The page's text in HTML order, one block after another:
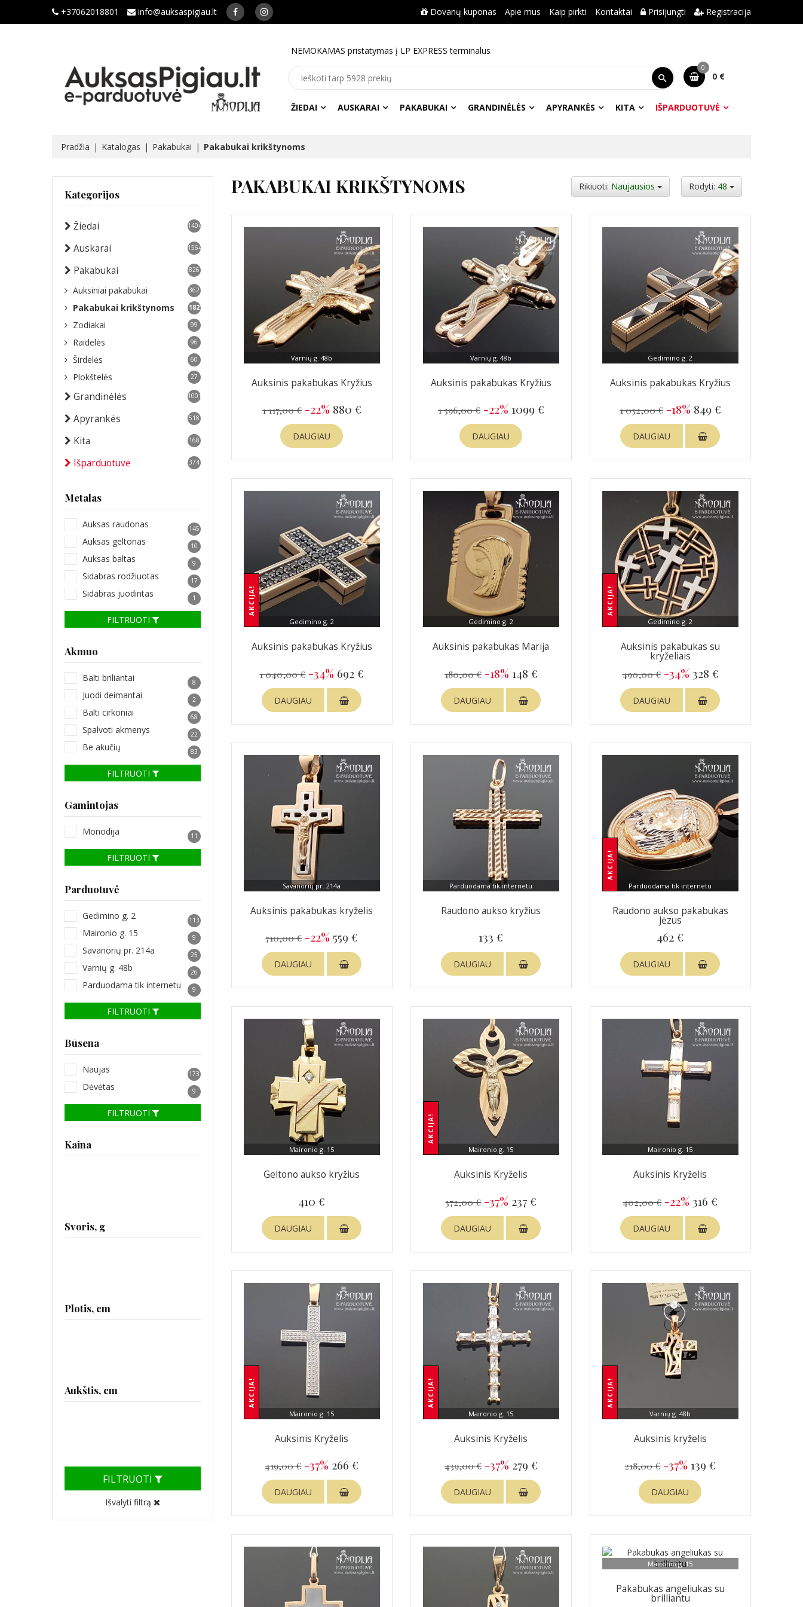
+37062018801 info@auksaspigiau.lt Dovanų kuponas Apie mus Kaip pirkti Kontaktai Prisijungti Registracija
NEMOKAMAS pristatymas į LP EXPRESS terminalus
0
0 €
ŽIEDAI AUSKARAI PAKABUKAI GRANDINĖLĖS APYRANKĖS KITA IŠPARDUOTUVĖ
Pradžia Katalogas Pakabukai Pakabukai krikštynoms
Kategorijos
Žiedai 1404
Auskarai 1564
Pakabukai 826
Auksiniai pakabukai 362
Pakabukai krikštynoms 182
Zodiakai 99
Raidelės 96
Širdelės 60
Plokštelės 27
Grandinėlės 1001
Apyrankės 518
Kita 168
Išparduotuvė 374
Metalas
Auksas raudonas 145
Auksas geltonas 10
Auksas baltas 9
Sidabras rodžiuotas 17
Sidabras juodintas 1
FILTRUOTI
Akmuo
Balti briliantai 8
Juodi deimantai 2
Balti cirkoniai 68
Spalvoti akmenys 22
Be akučių 83
FILTRUOTI
Gamintojas
Monodija 11
FILTRUOTI
Parduotuvė
Gedimino g. 2 113
Maironio g. 15 9
Savanorių pr. 214a 25
Varnių g. 48b 26
Parduodama tik internetu 9
FILTRUOTI
Būsena
Naujas 173
Dėvėtas 9
FILTRUOTI
Kaina
Svoris, g
Plotis, cm
Aukštis, cm
FILTRUOTI
Išvalyti filtrą
PAKABUKAI KRIKŠTYNOMS Rikiuoti: Naujausios Rodyti: 48
Varnių g. 48b
Auksinis pakabukas Kryžius
1 117,00 € -22% 880 €
DAUGIAU
Varnių g. 48b
Auksinis pakabukas Kryžius
1 396,00 € -22% 1099 €
DAUGIAU
Gedimino g. 2
Auksinis pakabukas Kryžius
1 032,00 € -18% 849 €
DAUGIAU
Gedimino g. 2
AKCIJA!
Auksinis pakabukas Kryžius
1 040,00 € -34% 692 €
DAUGIAU
Gedimino g. 2
Auksinis pakabukas Marija
180,00 € -18% 148 €
DAUGIAU
Gedimino g. 2
AKCIJA!
Auksinis pakabukas su
kryželiais
490,00 € -34% 328 €
DAUGIAU
Savanorių pr. 214a
Auksinis pakabukas kryželis
710,00 € -22% 559 €
DAUGIAU
Parduodama tik internetu
Raudono aukso kryžius
133 €
DAUGIAU
Parduodama tik internetu
AKCIJA!
Raudono aukso pakabukas
Jėzus
462 €
DAUGIAU
Maironio g. 15
Geltono aukso kryžius
410 €
DAUGIAU
Maironio g. 15
AKCIJA!
Auksinis Kryželis
372,00 € -37% 237 €
DAUGIAU
Maironio g. 15
Auksinis Kryželis
402,00 € -22% 316 €
DAUGIAU
Maironio g. 15
AKCIJA!
Auksinis Kryželis
419,00 € -37% 266 €
DAUGIAU
Maironio g. 15
AKCIJA!
Auksinis Kryželis
439,00 € -37% 279 €
DAUGIAU
Varnių g. 48b
AKCIJA!
Auksinis kryželis
218,00 € -37% 139 €
DAUGIAU
Maironio g. 15
Pakabukas angeliukas su
brilliantu